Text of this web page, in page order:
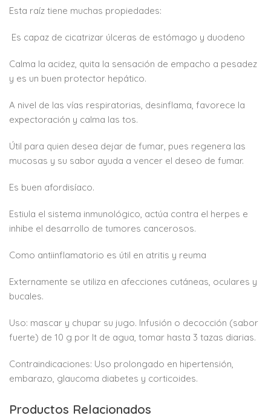
Esta raíz tiene muchas propiedades:
Es capaz de cicatrizar úlceras de estómago y duodeno
Calma la acidez, quita la sensación de empacho a pesadez
y es un buen protector hepático.
A nivel de las vías respiratorias, desinflama, favorece la
expectoración y calma las tos.
Útil para quien desea dejar de fumar, pues regenera las
mucosas y su sabor ayuda a vencer el deseo de fumar.
Es buen afordisíaco.
Estiula el sistema inmunológico, actúa contra el herpes e
inhibe el desarrollo de tumores cancerosos.
Como antiinflamatorio es útil en atritis y reuma
Externamente se utiliza en afecciones cutáneas, oculares y
bucales.
Uso: mascar y chupar su jugo. Infusión o decocción (sabor
fuerte) de 10 g por lt de agua, tomar hasta 3 tazas diarias.
Contraindicaciones: Uso prolongado en hipertensión,
embarazo, glaucoma diabetes y corticoides.
Productos Relacionados